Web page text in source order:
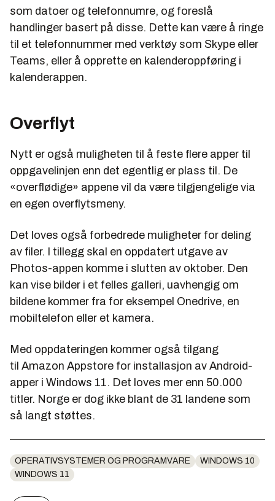
som datoer og telefonnumre, og foreslå
handlinger basert på disse. Dette kan være å ringe
til et telefonnummer med verktøy som Skype eller
Teams, eller å opprette en kalenderoppføring i
kalenderappen.
Overflyt
Nytt er også muligheten til å feste flere apper til
oppgavelinjen enn det egentlig er plass til. De
«overflødige» appene vil da være tilgjengelige via
en egen overflytsmeny.
Det loves også forbedrede muligheter for deling
av filer. I tillegg skal en oppdatert utgave av
Photos-appen komme i slutten av oktober. Den
kan vise bilder i et felles galleri, uavhengig om
bildene kommer fra for eksempel Onedrive, en
mobiltelefon eller et kamera.
Med oppdateringen kommer også tilgang
til Amazon Appstore for installasjon av Android-
apper i Windows 11. Det loves mer enn 50.000
titler. Norge er dog ikke blant de 31 landene som
så langt støttes.
OPERATIVSYSTEMER OG PROGRAMVARE
WINDOWS 10
WINDOWS 11